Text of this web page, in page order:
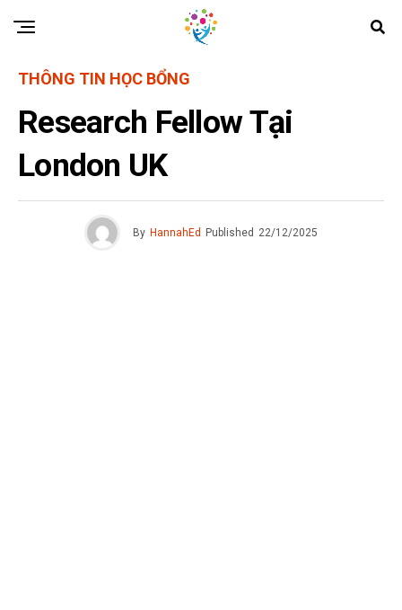
THÔNG TIN HỌC BỔNG
Research Fellow Tại
London UK
By HannahEd Published 22/12/2025